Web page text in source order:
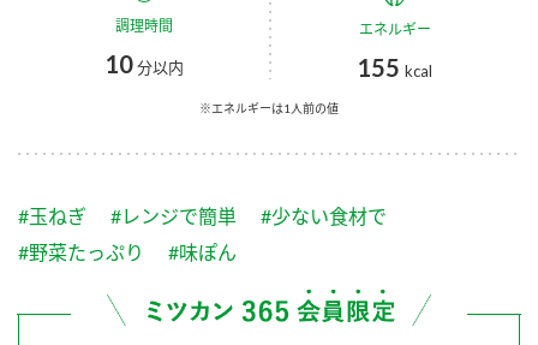
スープ 中華
ふりかけ おすしの素
炊き込みご飯の素 米飯用調味液
つゆ
納豆のサイト
三ツ判山吹
企業理念
ミツカンの歴史
ミツカンを知る
環境への取り組み
お客様相談センター
お客様の声をいかしました
調理時間
10分以内
エネルギー
155 kcal
※エネルギーは1人前の値
#玉ねぎ #レンジで簡単
#少ない食材で
#野菜たっぷり
#味ぽん